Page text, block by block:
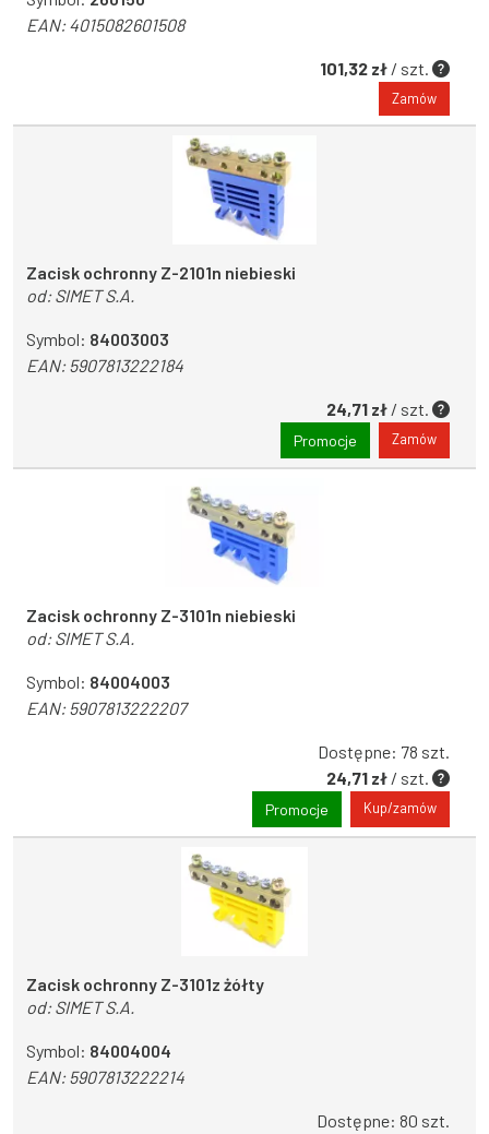
EAN:4015082601508
101,32 zł / szt.
Zamów
Zacisk ochronny Z-2101n niebieski
od:SIMET S.A.
Symbol: 84003003
EAN:5907813222184
24,71 zł / szt.
Promocje Zamów
Zacisk ochronny Z-3101n niebieski
od:SIMET S.A.
Symbol: 84004003
EAN:5907813222207
Dostępne: 78 szt.
24,71 zł / szt.
Promocje Kup/zamów
Zacisk ochronny Z-3101z żółty
od:SIMET S.A.
Symbol: 84004004
EAN:5907813222214
Dostępne: 80 szt.